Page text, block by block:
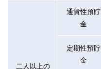
二人以上の
通貨性預貯
金
定期性預貯
金